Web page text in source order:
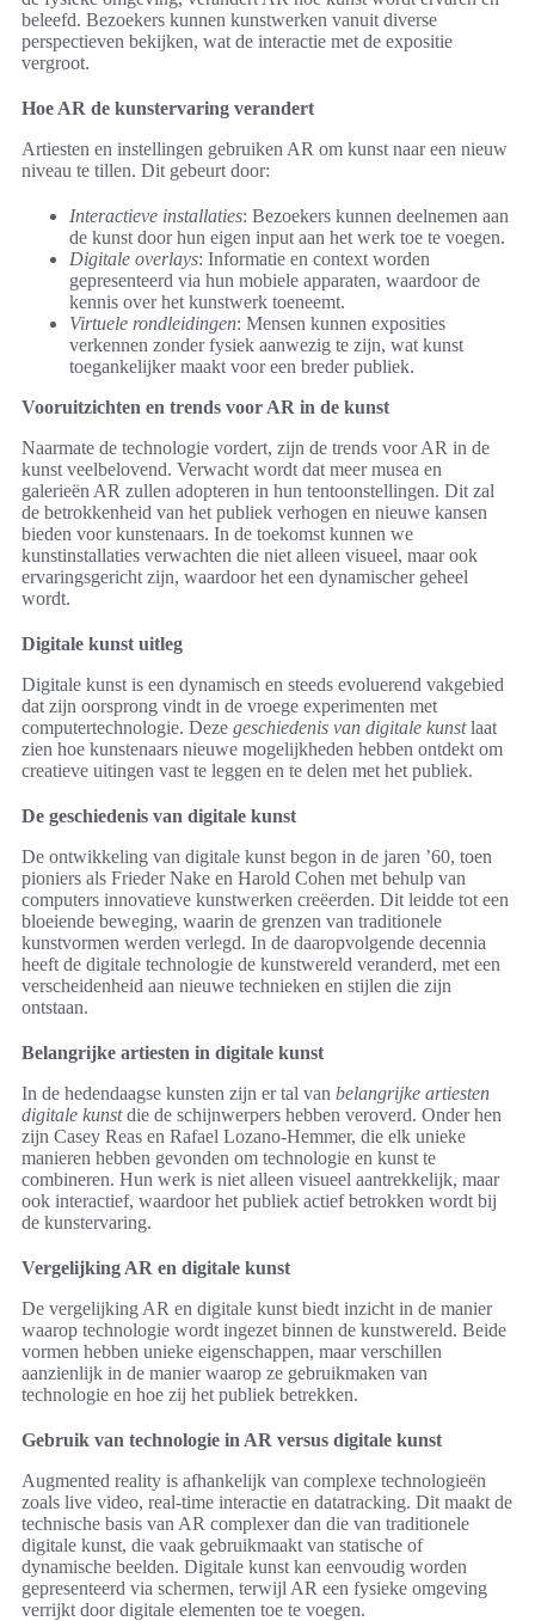
beleefd. Bezoekers kunnen kunstwerken vanuit diverse
perspectieven bekijken, wat de interactie met de expositie
vergroot.
Hoe AR de kunstervaring verandert
Artiesten en instellingen gebruiken AR om kunst naar een nieuw
niveau te tillen. Dit gebeurt door:
Interactieve installaties: Bezoekers kunnen deelnemen aan
de kunst door hun eigen input aan het werk toe te voegen.
Digitale overlays: Informatie en context worden
gepresenteerd via hun mobiele apparaten, waardoor de
kennis over het kunstwerk toeneemt.
Virtuele rondleidingen: Mensen kunnen exposities
verkennen zonder fysiek aanwezig te zijn, wat kunst
toegankelijker maakt voor een breder publiek.
Vooruitzichten en trends voor AR in de kunst
Naarmate de technologie vordert, zijn de trends voor AR in de
kunst veelbelovend. Verwacht wordt dat meer musea en
galerieën AR zullen adopteren in hun tentoonstellingen. Dit zal
de betrokkenheid van het publiek verhogen en nieuwe kansen
bieden voor kunstenaars. In de toekomst kunnen we
kunstinstallaties verwachten die niet alleen visueel, maar ook
ervaringsgericht zijn, waardoor het een dynamischer geheel
wordt.
Digitale kunst uitleg
Digitale kunst is een dynamisch en steeds evoluerend vakgebied
dat zijn oorsprong vindt in de vroege experimenten met
computertechnologie. Deze geschiedenis van digitale kunstlaat
zien hoe kunstenaars nieuwe mogelijkheden hebben ontdekt om
creatieve uitingen vast te leggen en te delen met het publiek.
De geschiedenis van digitale kunst
De ontwikkeling van digitale kunst begon in de jaren ’60, toen
pioniers als Frieder Nake en Harold Cohen met behulp van
computers innovatieve kunstwerken creëerden. Dit leidde tot een
bloeiende beweging, waarin de grenzen van traditionele
kunstvormen werden verlegd. In de daaropvolgende decennia
heeft de digitale technologie de kunstwereld veranderd, met een
verscheidenheid aan nieuwe technieken en stijlen die zijn
ontstaan.
Belangrijke artiesten in digitale kunst
In de hedendaagse kunsten zijn er tal van belangrijke artiesten
digitale kunstdie de schijnwerpers hebben veroverd. Onder hen
zijn Casey Reas en Rafael Lozano-Hemmer, die elk unieke
manieren hebben gevonden om technologie en kunst te
combineren. Hun werk is niet alleen visueel aantrekkelijk, maar
ook interactief, waardoor het publiek actief betrokken wordt bij
de kunstervaring.
Vergelijking AR en digitale kunst
De vergelijking AR en digitale kunst biedt inzicht in de manier
waarop technologie wordt ingezet binnen de kunstwereld. Beide
vormen hebben unieke eigenschappen, maar verschillen
aanzienlijk in de manier waarop ze gebruikmaken van
technologie en hoe zij het publiek betrekken.
Gebruik van technologie in AR versus digitale kunst
Augmented reality is afhankelijk van complexe technologieën
zoals live video, real-time interactie en datatracking. Dit maakt de
technische basis van AR complexer dan die van traditionele
digitale kunst, die vaak gebruikmaakt van statische of
dynamische beelden. Digitale kunst kan eenvoudig worden
gepresenteerd via schermen, terwijl AR een fysieke omgeving
verrijkt door digitale elementen toe te voegen.